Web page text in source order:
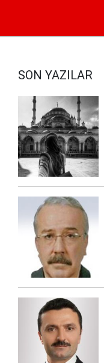
SON YAZILAR